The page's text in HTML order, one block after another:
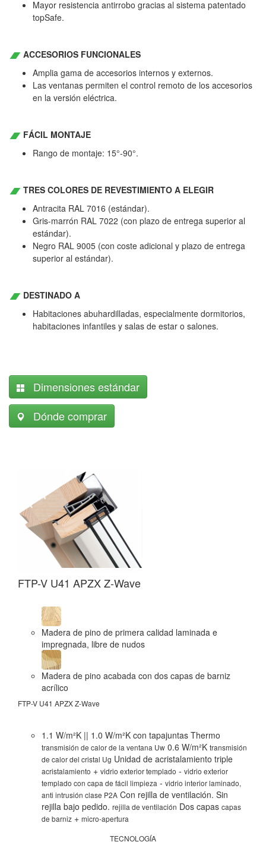
Mayor resistencia antirrobo gracias al sistema patentado
topSafe.
ACCESORIOS FUNCIONALES
Amplia gama de accesorios internos y externos.
Las ventanas permiten el control remoto de los accesorios
en la versión eléctrica.
FÁCIL MONTAJE
Rango de montaje: 15°-90°.
TRES COLORES DE REVESTIMIENTO A ELEGIR
Antracita RAL 7016 (estándar).
Gris-marrón RAL 7022 (con plazo de entrega superior al
estándar).
Negro RAL 9005 (con coste adicional y plazo de entrega
superior al estándar).
DESTINADO A
Habitaciones abuhardilladas, especialmente dormitorios,
habitaciones infantiles y salas de estar o salones.
Dimensiones estándar
Dónde comprar
FTP-V U41 APZX Z-Wave
Madera de pino de primera calidad laminada e
impregnada, libre de nudos
Madera de pino acabada con dos capas de barniz
acrílico
FTP-V U41 APZX Z-Wave
1.1 W/m²K || 1.0 W/m²K con tapajuntas Thermo
transmisión de calor de la ventana Uw 0.6 W/m²K transmisión
de calor del cristal Ug Unidad de acristalamiento triple
acristalamiento + vidrio exterior templado - vidrio exterior
templado con capa de fácil limpieza - vidrio interior laminado,
anti intrusión clase P2A Con rejilla de ventilación. Sin
rejilla bajo pedido. rejilla de ventilación Dos capas capas
de barniz + micro-apertura
TECNOLOGÍA